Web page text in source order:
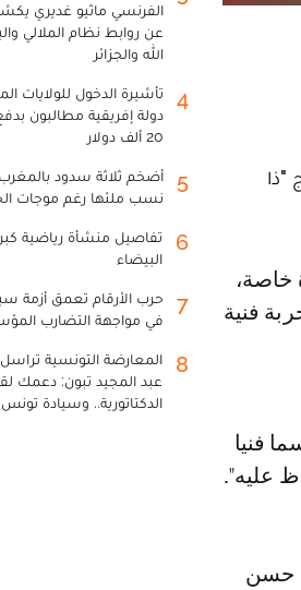
"ذا
فنية
فنيا
عليه".
حسن
الفرنسي ماثيو غديري
عن روابط نظام الملالي
الله والجزائر
4
دولة إفريقية مطالبون
20 ألف دولار
5
أضخم ثلاثة سدود
نسب ملئها رغم موجات
6
تفاصيل منشأة رياضية
البيضاء
7
حرب الأرقام تعمق أزمة
في مواجهة التضارب
8
المعارضة التونسية تراسل
عبد المجيد تبون:
الدكتاتورية.. وسيادة